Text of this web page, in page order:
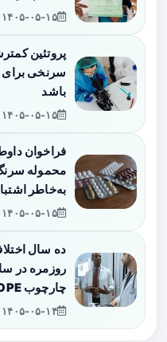
۱۴۰۵-۰۵-۱۵
پروتئین
باشد
۱۴۰۵-۰۵-۱۵
فراخوان
محموله
به‌خاطر
۱۴۰۵-۰۵-۱۵
ده سال
روزمره در
چارچوب WHO ICOPE
۱۴۰۵-۰۵-۱۴